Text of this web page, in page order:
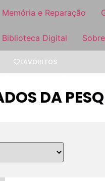
Memória e Reparação
Biblioteca Digital
FAVORITOS
DA